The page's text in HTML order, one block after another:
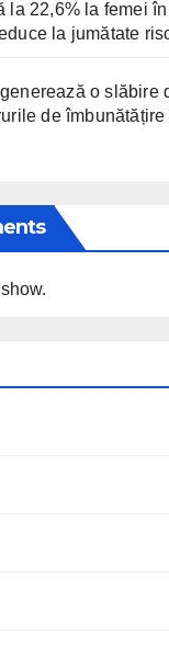
la 22,6% la femei
la jumătate
o slăbire
de